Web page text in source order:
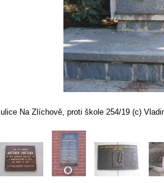
ulice Na Zlíchově, proti škole 254/19 (c)